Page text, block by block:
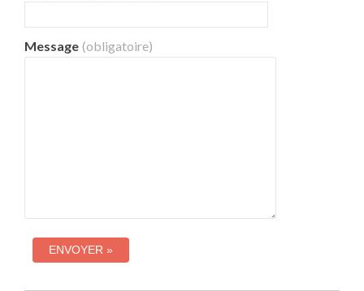
Message (obligatoire)